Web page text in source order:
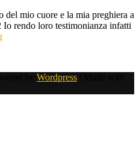
mio cuore e la mia preghiera a
rendo loro testimonianza infatti
Wordpress